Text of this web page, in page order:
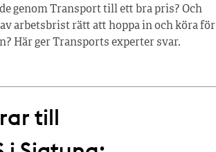
genom Transport till ett bra pris? Och
arbetsbrist rätt att hoppa in och köra för
Här ger Transports experter svar.
till